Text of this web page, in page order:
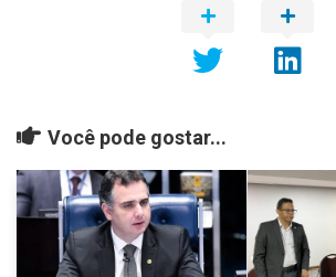
Você pode gostar...